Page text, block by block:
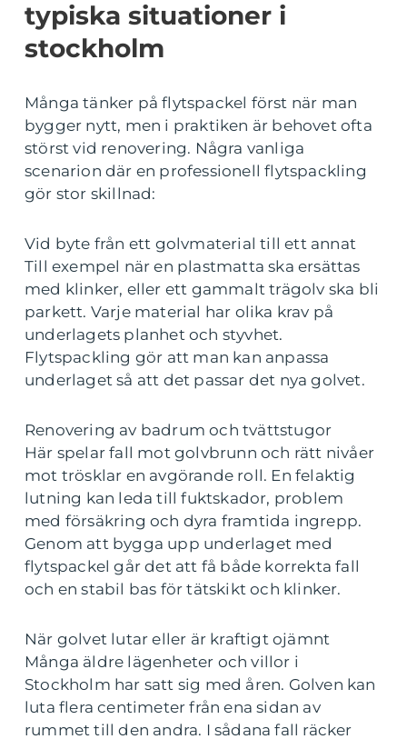
typiska situationer i
stockholm
Många tänker på flytspackel först när man
bygger nytt, men i praktiken är behovet ofta
störst vid renovering. Några vanliga
scenarion där en professionell flytspackling
gör stor skillnad:
Vid byte från ett golvmaterial till ett annat
Till exempel när en plastmatta ska ersättas
med klinker, eller ett gammalt trägolv ska bli
parkett. Varje material har olika krav på
underlagets planhet och styvhet.
Flytspackling gör att man kan anpassa
underlaget så att det passar det nya golvet.
Renovering av badrum och tvättstugor
Här spelar fall mot golvbrunn och rätt nivåer
mot trösklar en avgörande roll. En felaktig
lutning kan leda till fuktskador, problem
med försäkring och dyra framtida ingrepp.
Genom att bygga upp underlaget med
flytspackel går det att få både korrekta fall
och en stabil bas för tätskikt och klinker.
När golvet lutar eller är kraftigt ojämnt
Många äldre lägenheter och villor i
Stockholm har satt sig med åren. Golven kan
luta flera centimeter från ena sidan av
rummet till den andra. I sådana fall räcker